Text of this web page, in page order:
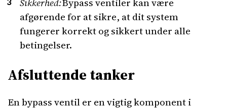
afgørende for at sikre, at dit system
fungerer korrekt og sikkert under alle
betingelser.
Afsluttende tanker
En bypass ventil er en vigtig komponent i